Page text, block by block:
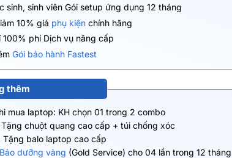
sinh, sinh viên Gói setup ứng dụng 12 tháng
10% giá phụ kiện chính hãng
100% phí Dịch vụ nâng cấp
Gói bảo hành Fastest
thêm
mua laptop: KH chọn 01 trong 2 combo
Tặng chuột quang cao cấp + túi chống xóc
Tặng balo laptop cao cấp
Bảo dưỡng vàng (Gold Service) cho 04 lần trong 12